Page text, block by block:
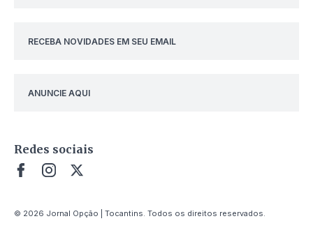
RECEBA NOVIDADES EM SEU EMAIL
ANUNCIE AQUI
Redes sociais
© 2026 Jornal Opção | Tocantins. Todos os direitos reservados.